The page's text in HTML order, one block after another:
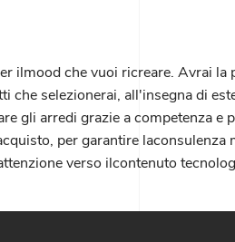
ilmood che vuoi ricreare. Avrai la
che selezionerai, all'insegna di
gli arredi grazie a competenza e
per garantire laconsulenza
verso ilcontenuto